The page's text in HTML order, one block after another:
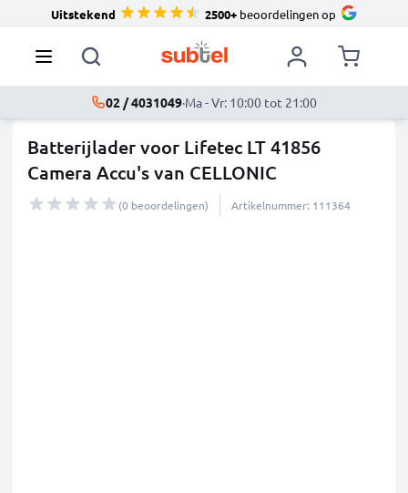
Uitstekend 2500+beoordelingen op
02 / 4031049·Ma - Vr: 10:00 tot 21:00
Batterijlader voor Lifetec LT 41856
Camera Accu's van CELLONIC
(0 beoordelingen) Artikelnummer: 111364